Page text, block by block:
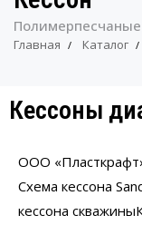
Полимерпесчаные
Главная Каталог
Кессоны
ООО
Схема кессона
кессона